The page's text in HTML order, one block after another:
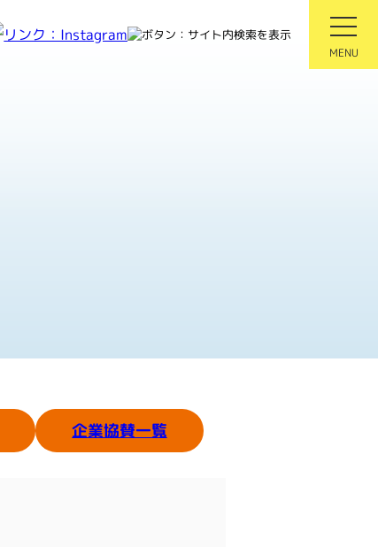
MENU
企業協賛一覧